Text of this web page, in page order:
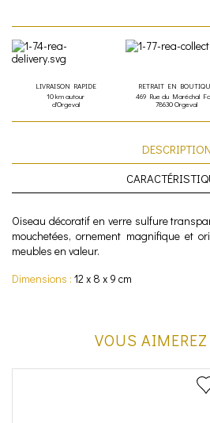
LIVRAISON RAPIDE
10 km autour
d'Orgeval
RETRAIT EN
469 Rue du Maréchal
78630 Orgeval
DESCRIPTION
Oiseau décoratif en verre sulfure
mouchetées, ornement magnifique et
meubles en valeur.
Dimensions : 12 x 8 x 9 cm
VOUS